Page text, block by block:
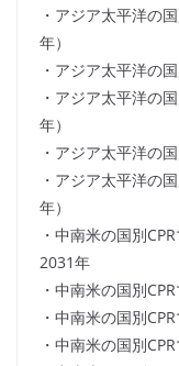
・アジア太平洋の
年）
・アジア太平洋の
・アジア太平洋の
年）
・アジア太平洋の
・アジア太平洋の
年）
・中南米の国別
2031年
・中南米の国別
・中南米の国別
・中南米の国別